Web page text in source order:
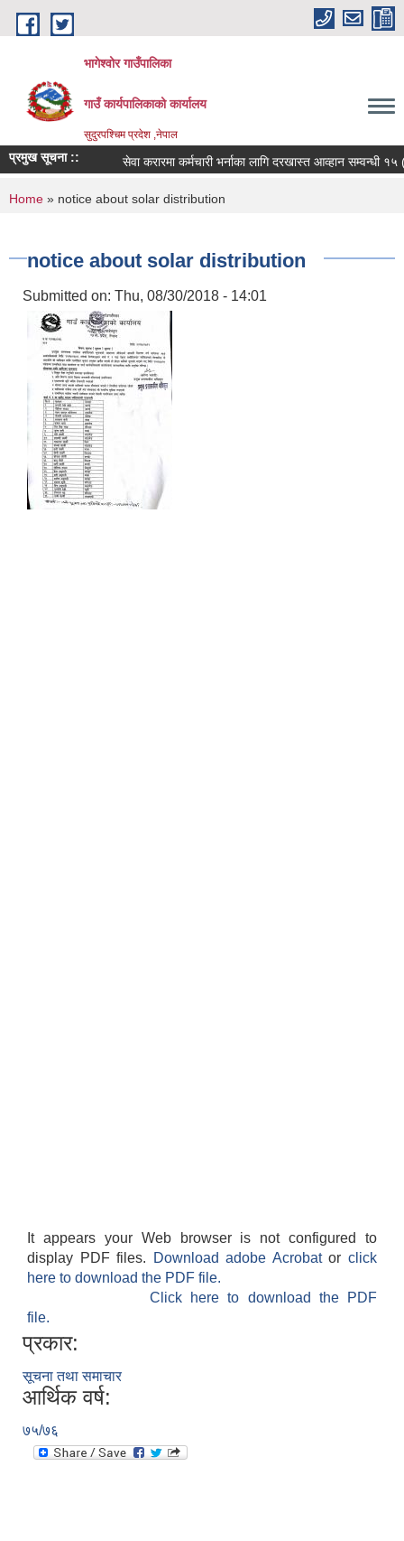
Skip to main content
भागेश्वोर गाउँपालिका
गाउँ कार्यपालिकाको कार्यालय
सुदुरपश्चिम प्रदेश ,नेपाल
प्रमुख सूचना :: सेवा करारमा कर्मचारी भर्नाका लागि दरखास्त आव्हान सम्वन्धी १५
You are here
Home » notice about solar distribution
notice about solar distribution
Submitted on: Thu, 08/30/2018 - 14:01
It appears your Web browser is not configured to
display PDF files.
Download adobe Acrobatorclick
here to download the PDF file.
Click here to download the PDF
file.
प्रकार:
सूचना तथा समाचार
आर्थिक वर्ष:
७५/७६